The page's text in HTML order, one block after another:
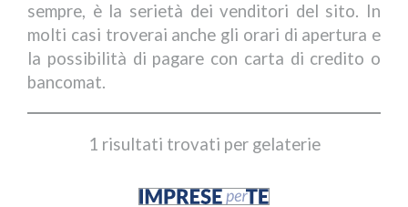
sempre, è la serietà dei venditori del sito. In
molti casi troverai anche gli orari di apertura e
la possibilità di pagare con carta di credito o
bancomat.
1 risultati trovati per gelaterie